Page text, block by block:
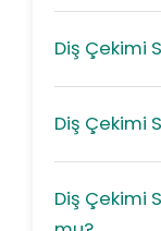
Diş Çekimi
Diş Çekimi
Diş Çekimi